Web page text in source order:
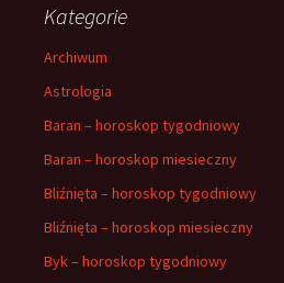
Kategorie
Archiwum
Astrologia
Baran – horoskop tygodniowy
Baran – horoskop miesieczny
Bliźnięta – horoskop tygodniowy
Bliźnięta – horoskop miesieczny
Byk – horoskop tygodniowy